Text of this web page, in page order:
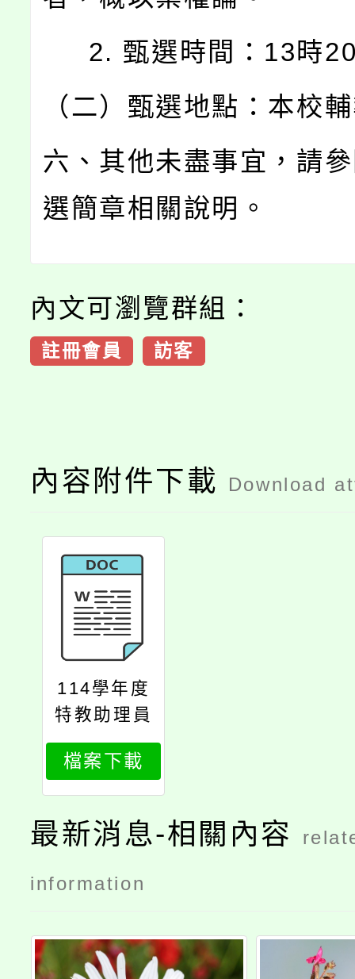
2. 甄選時間：13時
（二）甄選地點：本校
六、其他未盡事宜，請
選簡章相關說明。
內文可瀏覽群組：
註冊會員 訪客
內容附件下載 Download
114學年度
特教助理員
甄聘簡章
檔案下載
最新消息-相關內容
information